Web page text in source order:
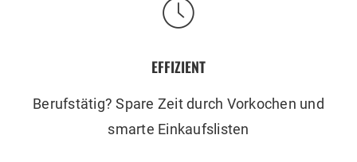
EFFIZIENT
Berufstätig? Spare Zeit durch Vorkochen und
smarte Einkaufslisten